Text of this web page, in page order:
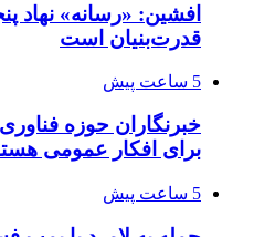
افشین: «رسانه» نهاد
قدرت‌بنیان است
5 ساعت پیش
خبرنگاران حوزه
برای افکار عمومی
5 ساعت پیش